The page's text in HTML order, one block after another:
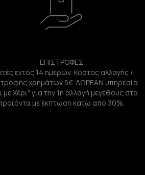
ΕΠΙΣΤΡΟΦΕΣ
εντός 14 ημερών. Κόστος αλλαγής /
χρημάτων 5€. ΔΩΡΕΑΝ υπηρεσία
με Χέρι" για την 1η αλλαγή μεγέθους στα
με έκπτωση κάτω από 30%.